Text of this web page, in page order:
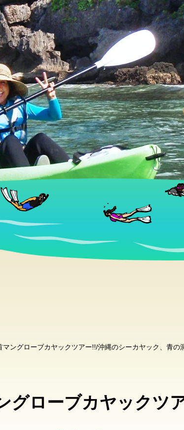
マングローブカヤックツアー!!/沖縄のシーカヤック、青
グローブカヤックツ